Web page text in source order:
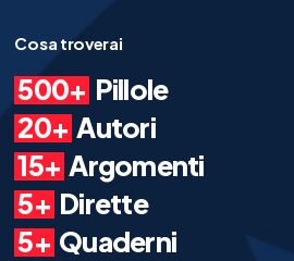
Cosa troverai
500+ Pillole
20+ Autori
15+ Argomenti
5+ Dirette
5+ Quaderni